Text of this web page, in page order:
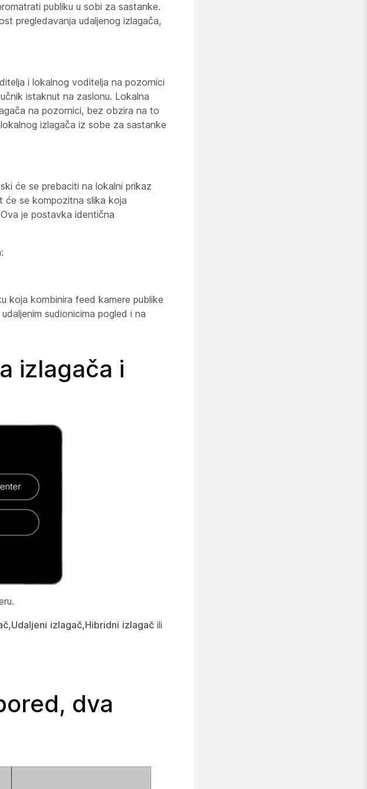
publiku u sobi za sastanke.
pregledavanja udaljenog izlagača,
i lokalnog voditelja na pozornici
istaknut na zaslonu. Lokalna
na pozornici, bez obzira na to
izlagača iz sobe za sastanke
će se prebaciti na lokalni prikaz
će se kompozitna slika koja
je postavka identična
koja kombinira feed kamere publike
sudionicima pogled i na
izlagača i
izlagač,Hibridni izlagač ili
dva